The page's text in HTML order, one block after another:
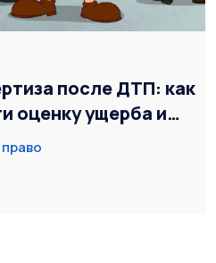
после ДТП: как
оценку ущерба и